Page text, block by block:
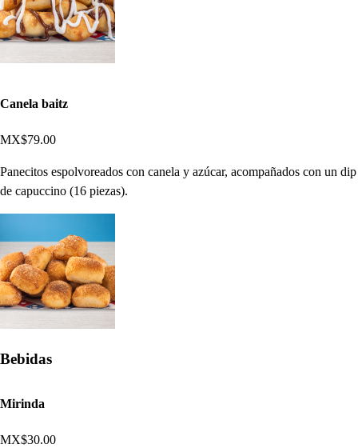
Canela baitz
MX$79.00
Panecitos espolvoreados con canela y azúcar, acompañados con un dip
de capuccino (16 piezas).
Bebidas
Mirinda
MX$30.00